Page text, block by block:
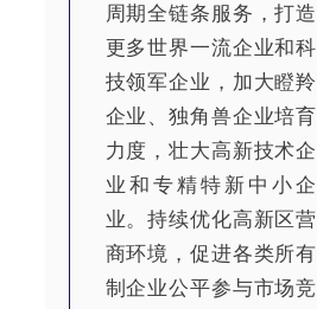
周期全链条服务，打造
更多世界一流企业和科
技领军企业，加大瞪羚
企业、独角兽企业培育
力度，壮大高新技术企
业和专精特新中小企
业。持续优化高新区营
商环境，促进各类所有
制企业公平参与市场竞